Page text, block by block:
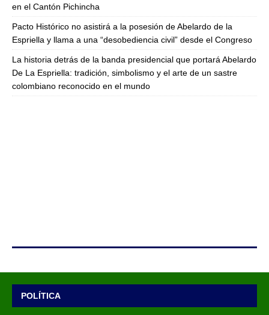
en el Cantón Pichincha
Pacto Histórico no asistirá a la posesión de Abelardo de la
Espriella y llama a una “desobediencia civil” desde el Congreso
La historia detrás de la banda presidencial que portará Abelardo
De La Espriella: tradición, simbolismo y el arte de un sastre
colombiano reconocido en el mundo
POLÍTICA